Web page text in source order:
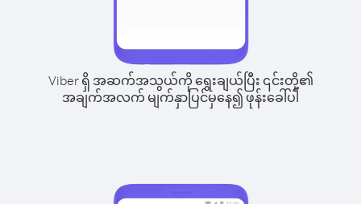
Viber ရှိ အဆက်အသွယ်ကို ရွေးချယ်ပြီး ၎င်းတို့၏
အချက်အလက် မျက်နှာပြင်မှနေ၍ ဖုန်းခေါ်ပါ